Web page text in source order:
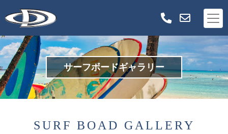
サーフボードギャラリー
SURF BOAD GALLERY